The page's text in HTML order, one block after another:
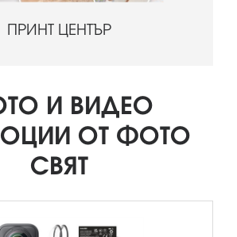
ПРИНТ ЦЕНТЪР
И ВИДЕО
ОТ ФОТО
СВЯТ